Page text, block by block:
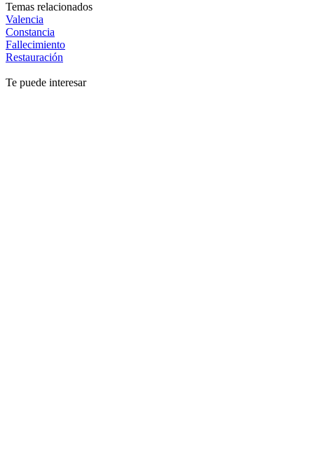
Temas relacionados
Valencia
Constancia
Fallecimiento
Restauración
Te puede interesar